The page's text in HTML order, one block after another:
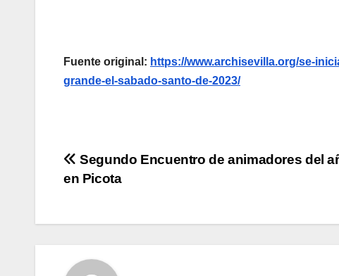
Fuente original: https://www.archisevilla.org/se-
grande-el-sabado-santo-de-2023/
Navegación
entradas
Segundo Encuentro de animadores del
en Picota